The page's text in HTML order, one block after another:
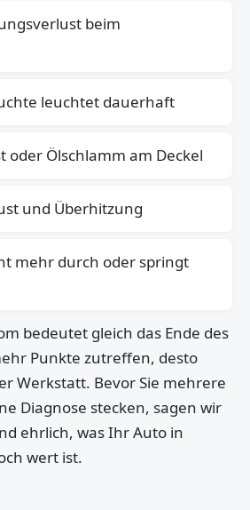
beim
leuchtet dauerhaft
oder Ölschlamm am Deckel
und Überhitzung
mehr durch oder springt
bedeutet gleich das Ende des
Punkte zutreffen, desto
Werkstatt. Bevor Sie mehrere
Diagnose stecken, sagen wir
ehrlich, was Ihr Auto in
wert ist.